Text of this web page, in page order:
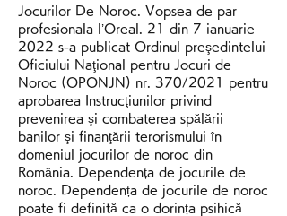
Jocurilor De Noroc. Vopsea de par
profesionala l’Oreal. 21 din 7 ianuarie
2022 s-a publicat Ordinul preşedintelui
Oficiului Naţional pentru Jocuri de
Noroc (OPONJN) nr. 370/2021 pentru
aprobarea Instrucţiunilor privind
prevenirea şi combaterea spălării
banilor şi finanţării terorismului în
domeniul jocurilor de noroc din
România. Dependența de jocurile de
noroc. Dependența de jocurile de noroc
poate fi definită ca o dorința psihică